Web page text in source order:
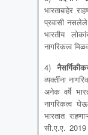
भारताबाहेर
प्रवासी
भारतीय
नागरिकत्व
4)
व्यक्तींना
अनेक वर्षे
नागरिकत्व
भारतात
सी.ए.ए.